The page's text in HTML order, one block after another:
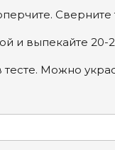
и выпекайте
Можно